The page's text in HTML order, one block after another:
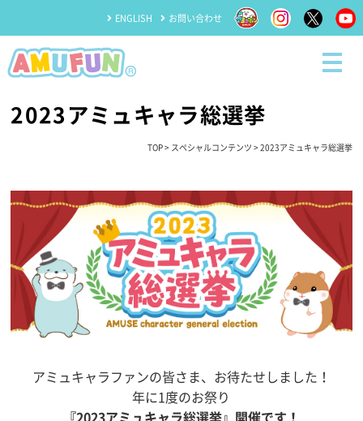
ENGLISH お問い合わせ
2023アミュキャラ総選挙
TOP> スペシャルコンテンツ > 2023アミュキャラ総選挙
アミュキャラファンの皆さま、お待たせしました！
年に1度のお祭り
『2023アミュキャラ総選挙』開催です！